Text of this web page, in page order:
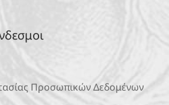
Προσωπικών Δεδομένων